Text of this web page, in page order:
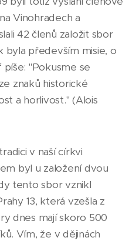
Vinohradech a
42 členů založit sbor
byla především misie, o
"Pokusme se
znaků historické
a horlivost." (Alois
v naší církvi
byl u založení dvou
tento sbor vznikl
13, která vzešla z
dnes mají skoro 500
Vím, že v dějinách